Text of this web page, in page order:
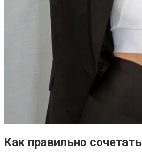
Как правильно сочетать